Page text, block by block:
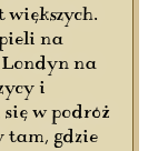
większych.
na
Londyn na
i
w podróż
tam, gdzie